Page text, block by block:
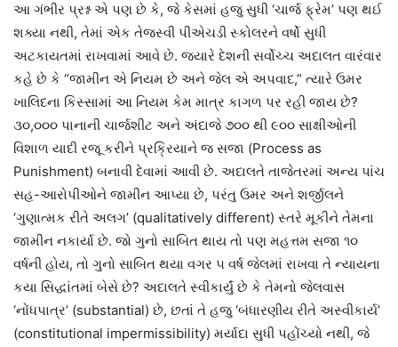
આ ગંભીર પ્રશ્ન એ પણ છે કે, જે કેસમાં હજુ સુધી ‘ચાર્જ ફ્રેમ’ પણ થઈ
શક્યા નથી, તેમાં એક તેજસ્વી પીએચડી સ્કોલરને વર્ષો સુધી
અટકાયતમાં રાખવામાં આવે છે. જ્યારે દેશની સર્વોચ્ચ અદાલત વારંવાર
કહે છે કે “જામીન એ નિયમ છે અને જેલ એ અપવાદ,” ત્યારે ઉમર
ખાલિદના કિસ્સામાં આ નિયમ કેમ માત્ર કાગળ પર રહી જાય છે?
૩૦,૦૦૦ પાનાની ચાર્જશીટ અને અંદાજે ૭૦૦ થી ૯૦૦ સાક્ષીઓની
વિશાળ યાદી રજૂ કરીને પ્રક્રિયાને જ સજા (Process as
Punishment) બનાવી દેવામાં આવી છે. અદાલતે તાજેતરમાં અન્ય પાંચ
સહ-આરોપીઓને જામીન આપ્યા છે, પરંતુ ઉમર અને શર્જીલને
‘ગુણાત્મક રીતે અલગ’ (qualitatively different) સ્તરે મૂકીને તેમના
જામીન નકાર્યા છે. જો ગુનો સાબિત થાય તો પણ મહત્તમ સજા ૧૦
વર્ષની હોય, તો ગુનો સાબિત થયા વગર ૫ વર્ષ જેલમાં રાખવા તે ન્યાયના
કયા સિદ્ધાંતમાં બેસે છે? અદાલતે સ્વીકાર્યું છે કે તેમનો જેલવાસ
‘નોંધપાત્ર’ (substantial) છે, છતાં તે હજુ ‘બંધારણીય રીતે અસ્વીકાર્ય’
(constitutional impermissibility) મર્યાદા સુધી પહોંચ્યો નથી, જે